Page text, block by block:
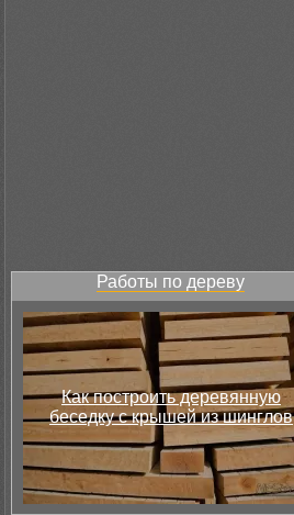
Работы по дереву
Как построить деревянную
беседку с крышей из шинглов